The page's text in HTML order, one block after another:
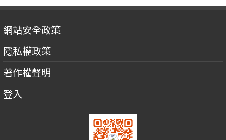
網站安全政策
隱私權政策
著作權聲明
登入